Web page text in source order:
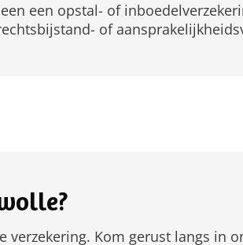
een opstal- of
of
verzekering. Kom gerust langs in